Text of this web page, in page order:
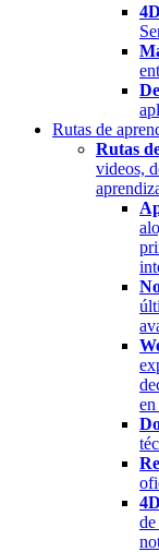
Rutas de
Rutas
videos,